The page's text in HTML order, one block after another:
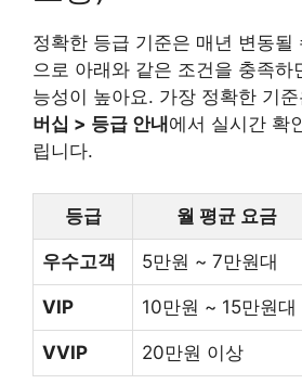
정확한 등급 기준은 매년 변동될
으로 아래와 같은 조건을 충족하
능성이 높아요. 가장 정확한 기준
버십 > 등급 안내 에서 실시간 확
립니다.
등급 월 평균 요금
우수고객 5만원 ~ 7만원대
VIP 10만원 ~ 15만원대
VVIP 20만원 이상